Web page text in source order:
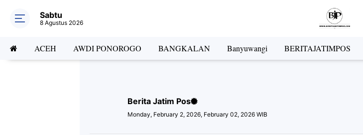
Sabtu
8 Agustus 2026
ACEH AWDI PONOROGO BANGKALAN Banyuwangi BERITAJATIMPOS
Berita Jatim Pos
Monday, February 2, 2026, February 02, 2026 WIB